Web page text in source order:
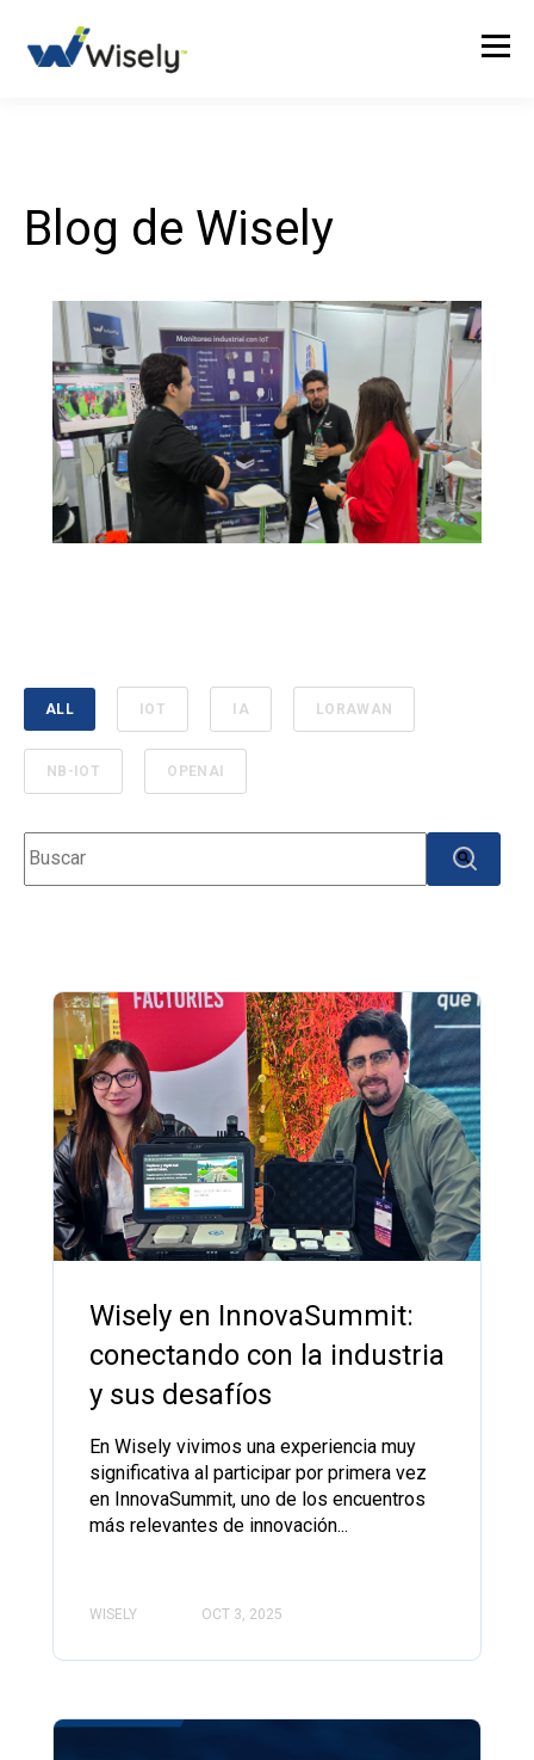
Blog de Wisely
ALL IOT IA LORAWAN
NB-IOT OPENAI
Esto es un campo de búsqueda con una función de texto
Wisely en InnovaSummit:
conectando con la industria
y sus desafíos
En Wisely vivimos una experiencia muy
significativa al participar por primera vez
en InnovaSummit, uno de los encuentros
más relevantes de innovación...
WISELY OCT 3, 2025